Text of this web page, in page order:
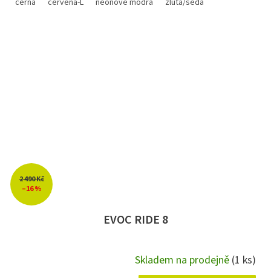
2 490 Kč
–16 %
EVOC RIDE 8
Skladem na prodejně (1 ks)